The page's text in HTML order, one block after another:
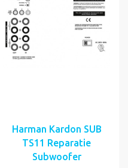
Harman Kardon SUB
TS11 Reparatie
Subwoofer